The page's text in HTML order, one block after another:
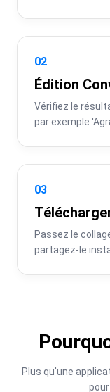
02
Édition
Vérifiez le
par exemple
03
Passez le
partagez-le
Plus qu'une